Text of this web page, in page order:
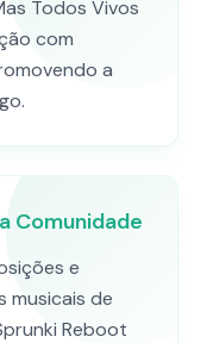
Todos Vivos
com
a
Comunidade
e
musicais de
Reboot